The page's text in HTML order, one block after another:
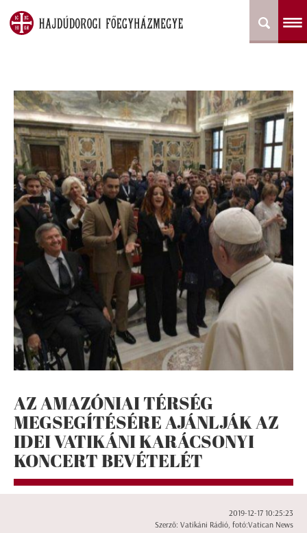
AZ AMAZÓNIAI TÉRSÉG
MEGSEGÍTÉSÉRE AJÁNLJÁK AZ
IDEI VATIKÁNI KARÁCSONYI
KONCERT BEVÉTELÉT
2019-12-17 10:25:23
Szerző: Vatikáni Rádió, fotó:Vatican News